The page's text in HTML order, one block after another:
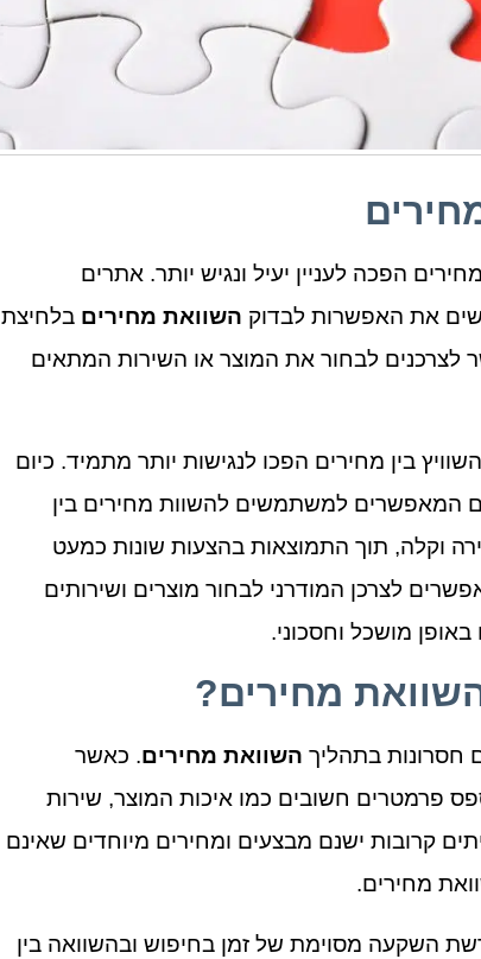
הפכה לעניין יעיל ונגיש יותר. אתרים
את האפשרות לבדוק השוואת מחירים בלחיצת
לצרכנים לבחור את המוצר או השירות המתאים
בין מחירים הפכו לנגישות יותר מתמיד. כיום
המאפשרים למשתמשים להשוות מחירים בין
וקלה, תוך התמוצאות בהצעות שונות כמעט
לצרכן המודרני לבחור מוצרים ושירותים
מושכל וחסכוני.
מחירים?
חסרונות בתהליך השוואת מחירים. כאשר
פרמטרים חשובים כמו איכות המוצר, שירות
קרובות ישנם מבצעים ומחירים מיוחדים שאינם
מחירים.
השקעה מסוימת של זמן בחיפוש ובהשוואה בין